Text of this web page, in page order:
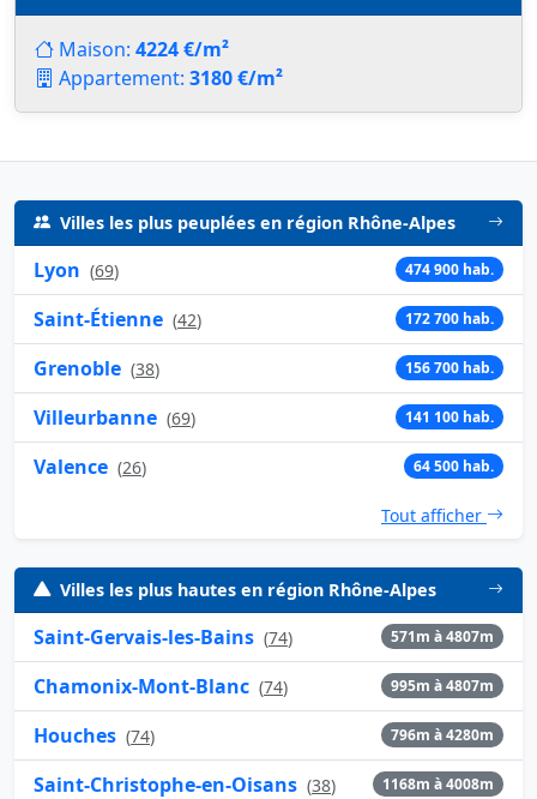
Maison: 4224 €/m²
Appartement: 3180 €/m²
Villes les plus peuplées en région Rhône-Alpes
Lyon (69) 474 900 hab.
Saint-Étienne (42) 172 700 hab.
Grenoble (38) 156 700 hab.
Villeurbanne (69) 141 100 hab.
Valence (26) 64 500 hab.
Tout afficher
Villes les plus hautes en région Rhône-Alpes
Saint-Gervais-les-Bains (74) 571m à 4807m
Chamonix-Mont-Blanc (74) 995m à 4807m
Houches (74) 796m à 4280m
Saint-Christophe-en-Oisans (38) 1168m à 4008m